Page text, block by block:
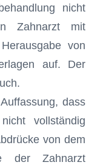
nicht
Zahnarzt mit
von
auf. Der
dass
vollständig
von dem
der Zahnarzt